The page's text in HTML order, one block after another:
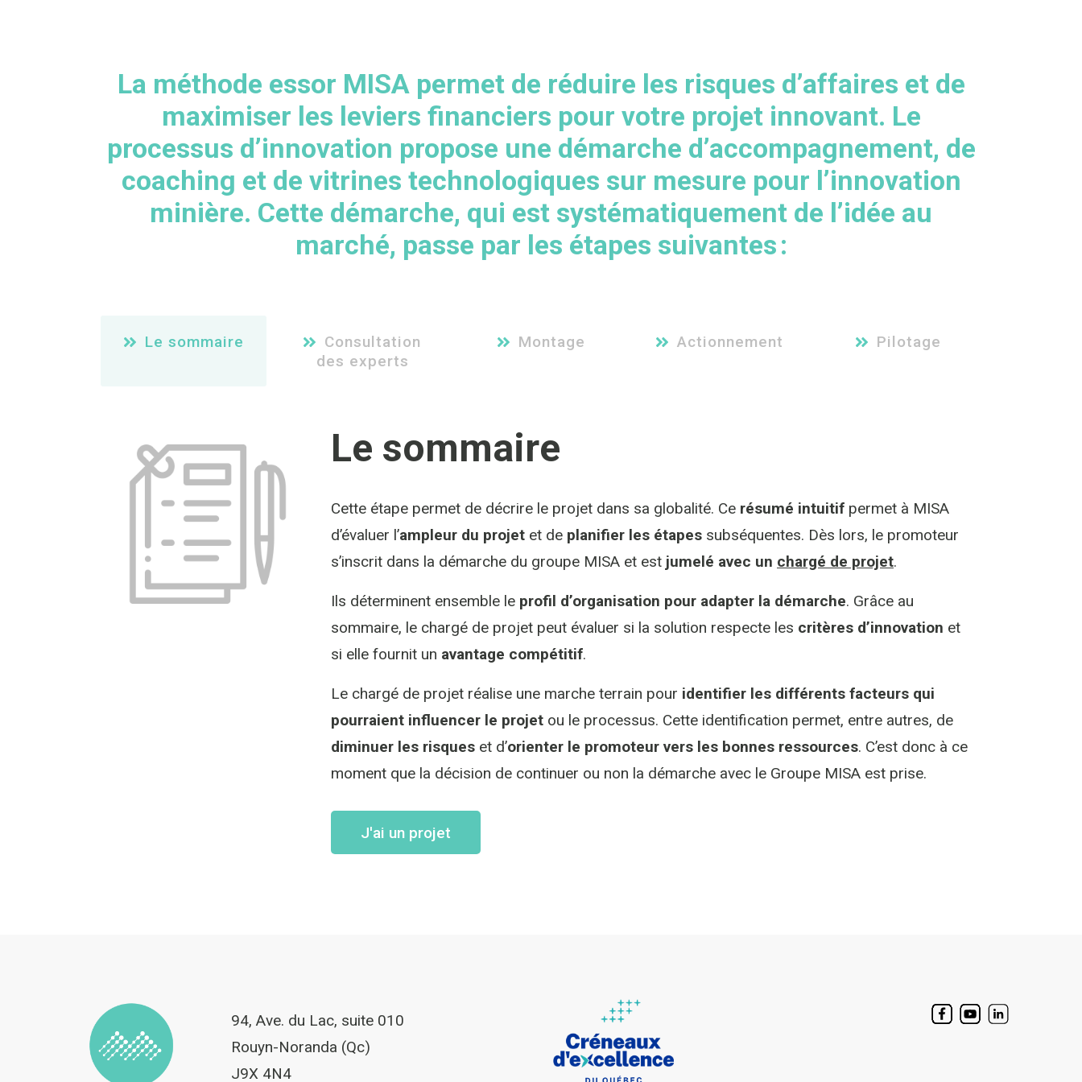
La méthode essor MISA permet de réduire les risques d’affaires et de
maximiser les leviers financiers pour votre projet innovant. Le
processus d’innovation propose une démarche d’accompagnement, de
coaching et de vitrines technologiques sur mesure pour l’innovation
minière. Cette démarche, qui est systématiquement de l’idée au
marché, passe par les étapes suivantes :
Le sommaire
Consultation
des experts
Montage Actionnement Pilotage
Le sommaire
Cette étape permet de décrire le projet dans sa globalité. Ce résumé intuitif permet à MISA
d’évaluer l’ampleur du projet et de planifier les étapes subséquentes. Dès lors, le promoteur
s’inscrit dans la démarche du groupe MISA et est jumelé avec un chargé de projet.
Ils déterminent ensemble le profil d’organisation pour adapter la démarche. Grâce au
sommaire, le chargé de projet peut évaluer si la solution respecte les critères d’innovation et
si elle fournit un avantage compétitif.
Le chargé de projet réalise une marche terrain pour identifier les différents facteurs qui
pourraient influencer le projet ou le processus. Cette identification permet, entre autres, de
diminuer les risques et d’orienter le promoteur vers les bonnes ressources. C’est donc à ce
moment que la décision de continuer ou non la démarche avec le Groupe MISA est prise.
J'ai un projet
94, Ave. du Lac, suite 010
Rouyn-Noranda (Qc)
J9X 4N4